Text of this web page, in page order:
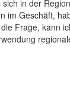
in der
im Geschäft,
Frage, kann